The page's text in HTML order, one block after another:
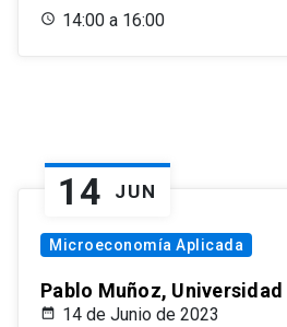
14:00 a 16:00
14 JUN
Microeconomía Aplicada
Pablo Muñoz, Universidad
14 de Junio de 2023